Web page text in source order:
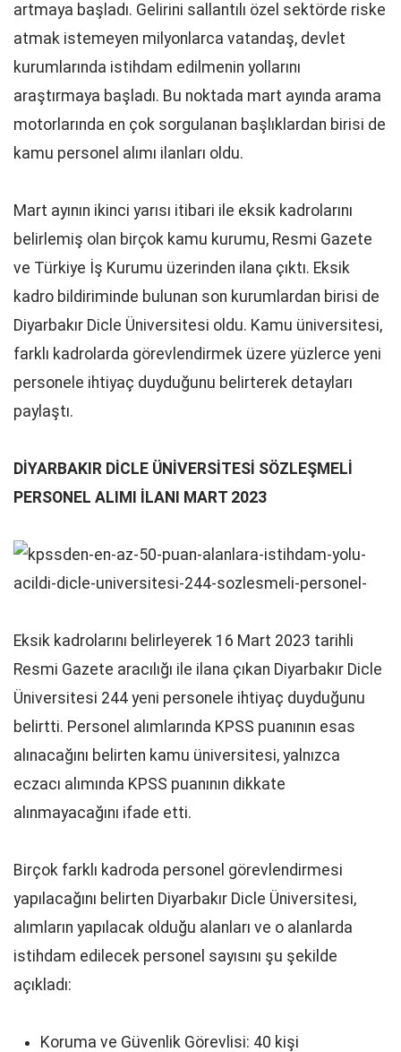
artmaya başladı. Gelirini sallantılı özel sektörde riske
atmak istemeyen milyonlarca vatandaş, devlet
kurumlarında istihdam edilmenin yollarını
araştırmaya başladı. Bu noktada mart ayında arama
motorlarında en çok sorgulanan başlıklardan birisi de
kamu personel alımı ilanları oldu.
Mart ayının ikinci yarısı itibari ile eksik kadrolarını
belirlemiş olan birçok kamu kurumu, Resmi Gazete
ve Türkiye İş Kurumu üzerinden ilana çıktı. Eksik
kadro bildiriminde bulunan son kurumlardan birisi de
Diyarbakır Dicle Üniversitesi oldu. Kamu üniversitesi,
farklı kadrolarda görevlendirmek üzere yüzlerce yeni
personele ihtiyaç duyduğunu belirterek detayları
paylaştı.
DİYARBAKIR DİCLE ÜNİVERSİTESİ SÖZLEŞMELİ
PERSONEL ALIMI İLANI MART 2023
Eksik kadrolarını belirleyerek 16 Mart 2023 tarihli
Resmi Gazete aracılığı ile ilana çıkan Diyarbakır Dicle
Üniversitesi 244 yeni personele ihtiyaç duyduğunu
belirtti. Personel alımlarında KPSS puanının esas
alınacağını belirten kamu üniversitesi, yalnızca
eczacı alımında KPSS puanının dikkate
alınmayacağını ifade etti.
Birçok farklı kadroda personel görevlendirmesi
yapılacağını belirten Diyarbakır Dicle Üniversitesi,
alımların yapılacak olduğu alanları ve o alanlarda
istihdam edilecek personel sayısını şu şekilde
açıkladı:
Koruma ve Güvenlik Görevlisi: 40 kişi